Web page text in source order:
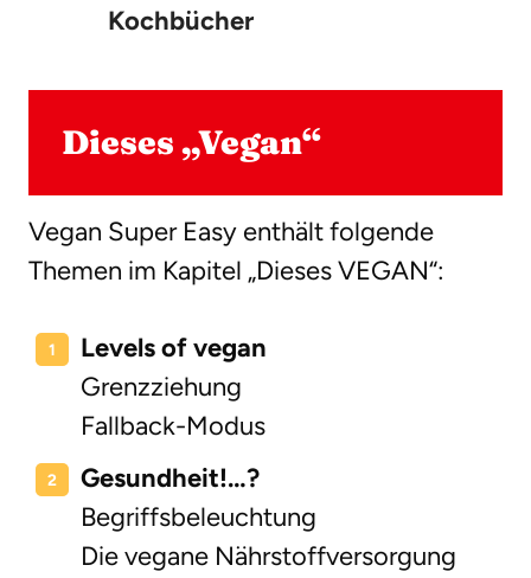
Kochbücher
Dieses „Vegan“
Vegan Super Easy enthält folgende
Themen im Kapitel „Dieses VEGAN“:
Levels of vegan
Grenzziehung
Fallback-Modus
Gesundheit!…?
Begriffsbeleuchtung
Die vegane Nährstoffversorgung